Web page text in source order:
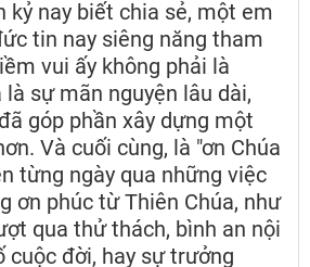
kỷ nay biết chia sẻ, một em
tin nay siêng năng tham
vui ấy không phải là
sự mãn nguyện lâu dài,
góp phần xây dựng một
Và cuối cùng, là "ơn Chúa
từng ngày qua những việc
ơn phúc từ Thiên Chúa, như
qua thử thách, bình an nội
cuộc đời, hay sự trưởng